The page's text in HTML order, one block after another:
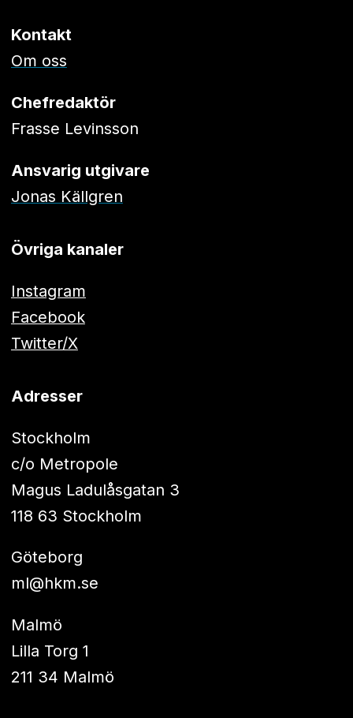
Kontakt
Om oss
Chefredaktör
Frasse Levinsson
Ansvarig utgivare
Jonas Källgren
Övriga kanaler
Instagram
Facebook
Twitter/X
Adresser
Stockholm
c/o Metropole
Magus Ladulåsgatan 3
118 63 Stockholm
Göteborg
ml@hkm.se
Malmö
Lilla Torg 1
211 34 Malmö